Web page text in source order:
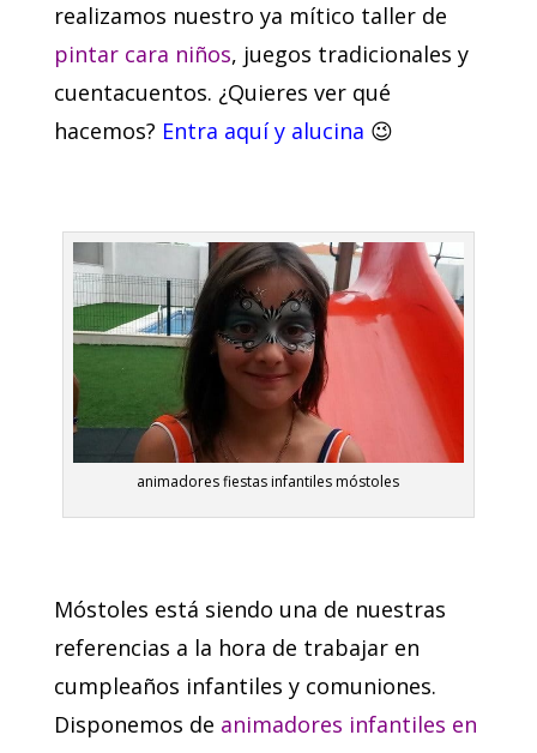
realizamos nuestro ya mítico taller de
pintar cara niños, juegos tradicionales y
cuentacuentos. ¿Quieres ver qué
hacemos? Entra aquí y alucina 😉
animadores fiestas infantiles móstoles
Móstoles está siendo una de nuestras
referencias a la hora de trabajar en
cumpleaños infantiles y comuniones.
Disponemos de animadores infantiles en